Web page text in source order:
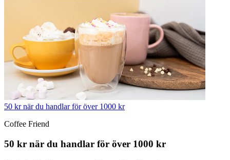
50 kr när du handlar för över 1000 kr
Coffee Friend
50 kr när du handlar för över 1000 kr